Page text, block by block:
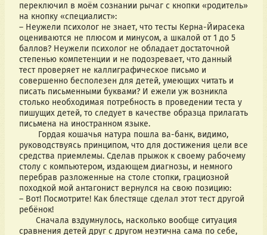
переключил в моём сознании рычаг с кнопки «родитель»
на кнопку «специалист»:
– Неужели психолог не знает, что тесты Керна-Йирасека
оцениваются не плюсом и минусом, а шкалой от 1 до 5
баллов? Неужели психолог не обладает достаточной
степенью компетенции и не подозревает, что данный
тест проверяет не каллиграфическое письмо и
совершенно бесполезен для детей, умеющих читать и
писать письменными буквами? И ежели уж возникла
столько необходимая потребность в проведении теста у
пишущих детей, то следует в качестве образца прилагать
письмена на иностранном языке.
руководствуясь принципом, что для достижения цели все
средства приемлемы. Сделав прыжок к своему рабочему
столу с компьютером, издающем диагнозы, и немного
перебрав разложенные на столе стопки, грациозной
походкой мой антагонист вернулся на свою позицию:
– Вот! Посмотрите! Как блестяще сделал этот тест другой
ребёнок!
сравнения детей друг с другом неэтична сама по себе,